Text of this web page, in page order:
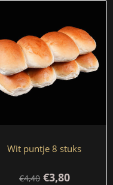
Wit puntje 8 stuks
€4,40 €3,80